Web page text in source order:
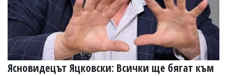
Ясновидецът Яцковски: Всички ще бягат към